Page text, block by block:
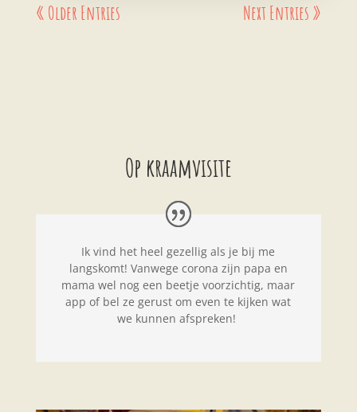
« Older Entries Next Entries »
Op kraamvisite
Ik vind het heel gezellig als je bij me
langskomt! Vanwege corona zijn papa en
mama wel nog een beetje voorzichtig, maar
app of bel ze gerust om even te kijken wat
we kunnen afspreken!